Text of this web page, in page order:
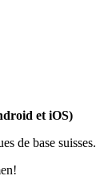
et iOS)
de base suisses.